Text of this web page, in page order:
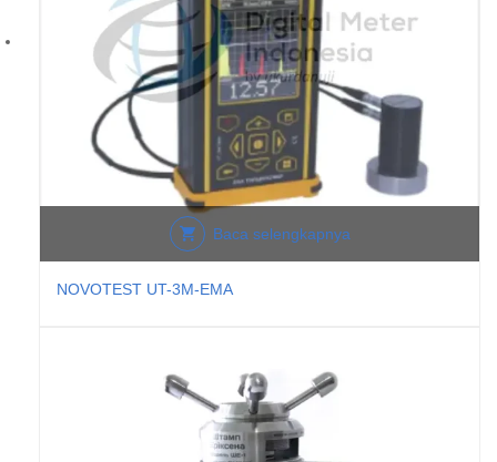
Baca selengkapnya
NOVOTEST UT-3M-EMA